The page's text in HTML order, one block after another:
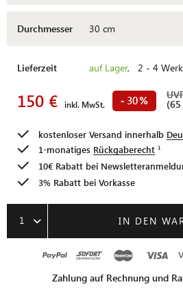
Durchmesser 30 cm
Lieferzeit auf Lager, 2 - 4
150 € inkl. MwSt. - 30%
kostenloser Versand innerhalb
1-monatiges Rückgaberecht
10€ Rabatt bei
3% Rabatt bei Vorkasse
1 IN DEN
Zahlung auf Rechnung und